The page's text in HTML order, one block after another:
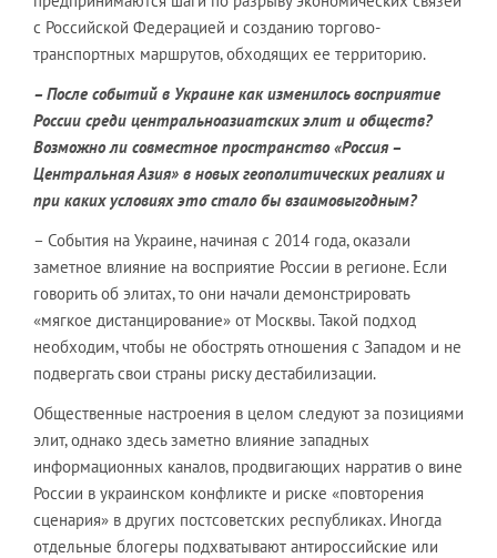
с Российской Федерацией и созданию торгово-
транспортных маршрутов, обходящих ее территорию.
– После событий в Украине как изменилось восприятие
России среди центральноазиатских элит и обществ?
Возможно ли совместное пространство «Россия –
Центральная Азия» в новых геополитических реалиях и
при каких условиях это стало бы взаимовыгодным?
– События на Украине, начиная с 2014 года, оказали
заметное влияние на восприятие России в регионе. Если
говорить об элитах, то они начали демонстрировать
«мягкое дистанцирование» от Москвы. Такой подход
необходим, чтобы не обострять отношения с Западом и не
подвергать свои страны риску дестабилизации.
Общественные настроения в целом следуют за позициями
элит, однако здесь заметно влияние западных
информационных каналов, продвигающих нарратив о вине
России в украинском конфликте и риске «повторения
сценария» в других постсоветских республиках. Иногда
отдельные блогеры подхватывают антироссийские или